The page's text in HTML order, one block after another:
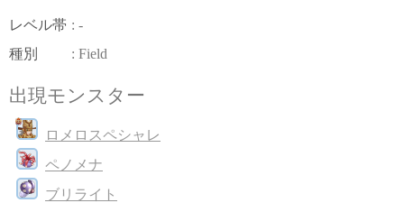
レベル帯 : -
種別
: Field
出現モンスター
ロメロスペシャレ
ペノメナ
ブリライト